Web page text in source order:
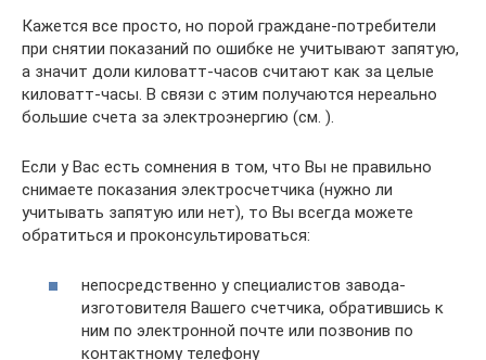
Кажется все просто, но порой граждане-потребители
при снятии показаний по ошибке не учитывают запятую,
а значит доли киловатт-часов считают как за целые
киловатт-часы. В связи с этим получаются нереально
большие счета за электроэнергию (см. ).
Если у Вас есть сомнения в том, что Вы не правильно
снимаете показания электросчетчика (нужно ли
учитывать запятую или нет), то Вы всегда можете
обратиться и проконсультироваться:
непосредственно у специалистов завода-
изготовителя Вашего счетчика, обратившись к
ним по электронной почте или позвонив по
контактному телефону